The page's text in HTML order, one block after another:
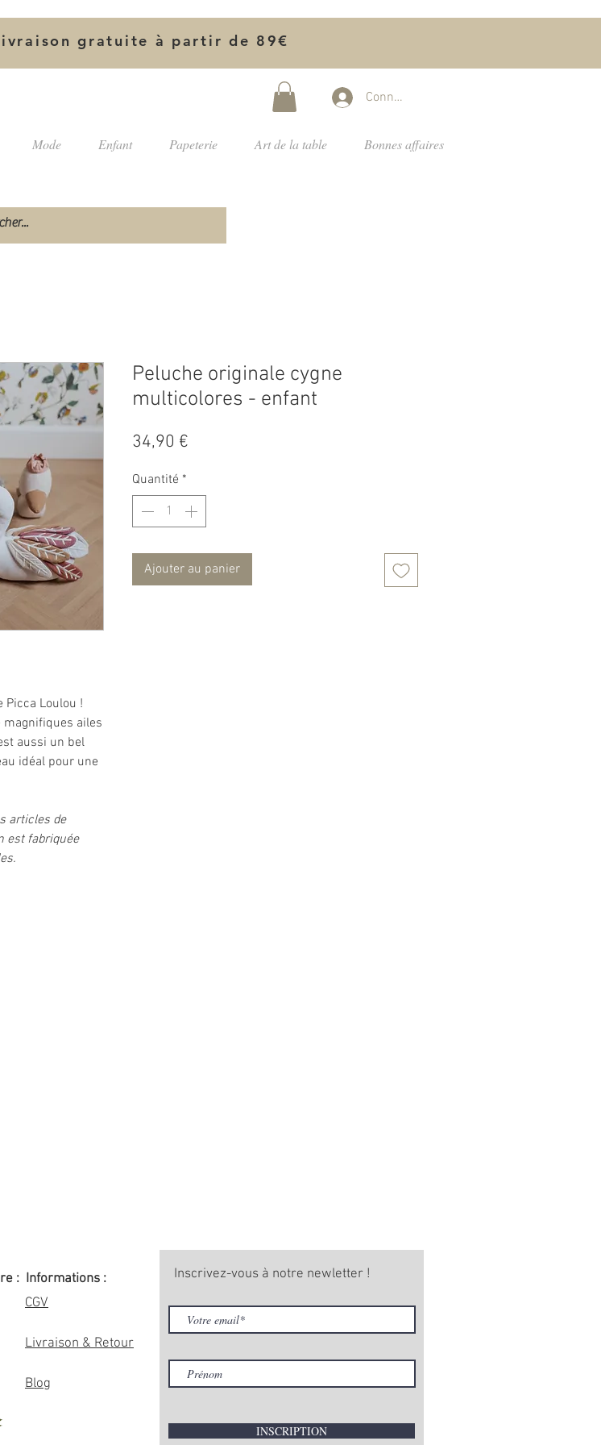
gratuite à partir de 89€
Connectez-vous
Mode Enfant Papeterie Art de la table Bonnes affaires
Picca Loulou !
magnifiques ailes
aussi un bel
idéal pour une
articles de
est fabriquée
Peluche originale cygne
multicolores - enfant
34,90 €
Quantité *
Ajouter au panier
: Informations :
CGV
Livraison & Retour
Blog
Inscrivez-vous à notre newletter !
INSCRIPTION